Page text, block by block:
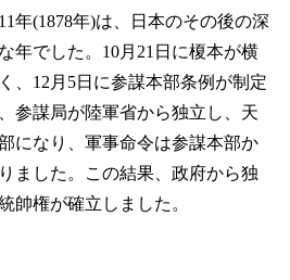
年(1878年)は、日本のその後の深
年でした。10月21日に榎本が横
、12月5日に参謀本部条例が制定
参謀局が陸軍省から独立し、天
になり、軍事命令は参謀本部か
ました。この結果、政府から独
帥権が確立しました。